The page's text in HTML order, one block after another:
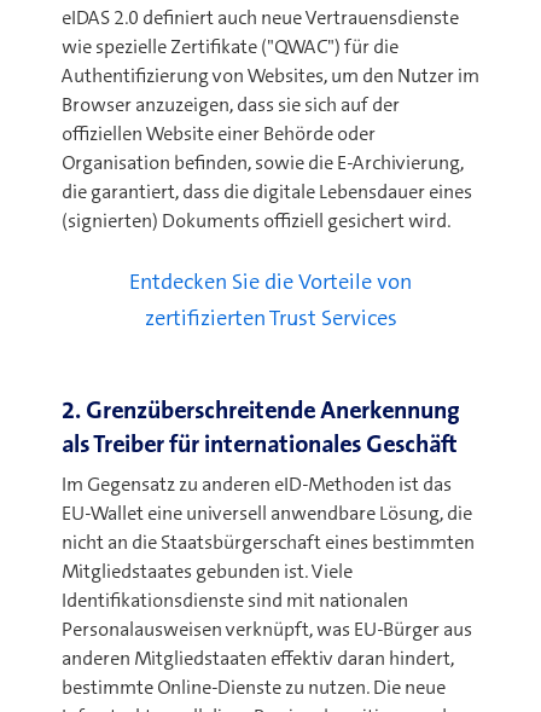
eIDAS 2.0 definiert auch neue Vertrauensdienste
wie spezielle Zertifikate ("QWAC") für die
Authentifizierung von Websites, um den Nutzer im
Browser anzuzeigen, dass sie sich auf der
offiziellen Website einer Behörde oder
Organisation befinden, sowie die E-Archivierung,
die garantiert, dass die digitale Lebensdauer eines
(signierten) Dokuments offiziell gesichert wird.
Entdecken Sie die Vorteile von
zertifizierten Trust Services
2. Grenzüberschreitende Anerkennung
als Treiber für internationales Geschäft
Im Gegensatz zu anderen eID-Methoden ist das
EU-Wallet eine universell anwendbare Lösung, die
nicht an die Staatsbürgerschaft eines bestimmten
Mitgliedstaates gebunden ist. Viele
Identifikationsdienste sind mit nationalen
Personalausweisen verknüpft, was EU-Bürger aus
anderen Mitgliedstaaten effektiv daran hindert,
bestimmte Online-Dienste zu nutzen. Die neue